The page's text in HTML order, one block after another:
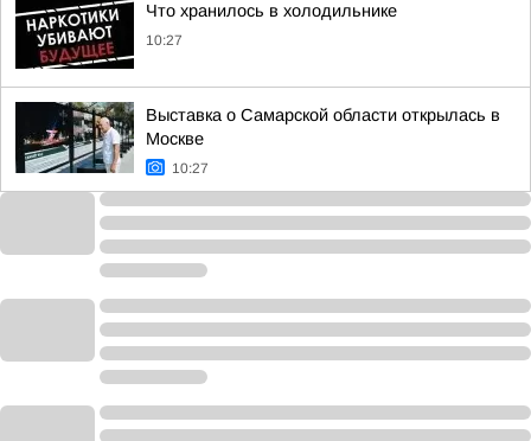
Что хранилось в холодильнике
10:27
Выставка о Самарской области открылась в
Москве
10:27